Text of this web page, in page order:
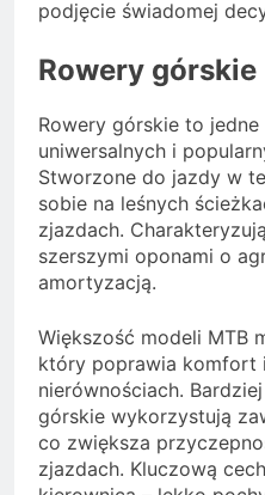
podjęcie świadomej
Rowery górskie
Rowery górskie to
uniwersalnych i
Stworzone do jazdy w
sobie na leśnych
zjazdach.
szerszymi oponami o
amortyzacją.
Większość modeli MTB
który poprawia komfort
nierównościach.
górskie wykorzystują
co zwiększa
zjazdach. Kluczową